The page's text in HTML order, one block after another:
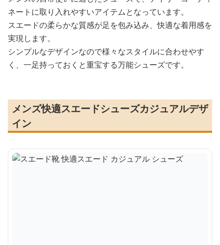
ネートに取り入れやすいアイテムとなっています。
スエードの柔らかな質感が足を包み込み、快適な着用感を
実現します。
シンプルなデザインなので様々なスタイルに合わせやす
く、一足持っておくと重宝する万能シューズです。
メンズ快適スエードシューズカジュアルデザ
イン